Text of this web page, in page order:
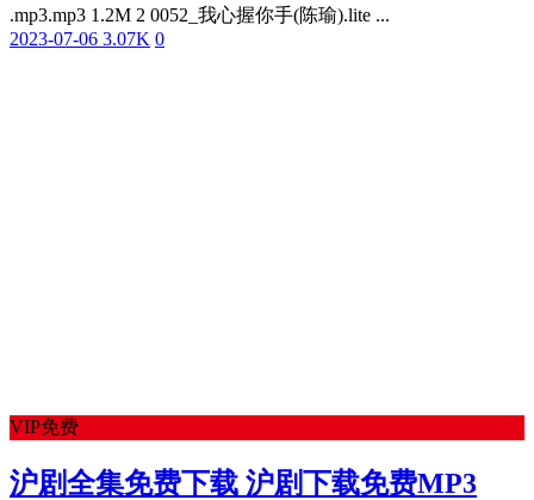
.mp3.mp3 1.2M 2 0052_我心握你手(陈瑜).lite ...
2023-07-06 3.07K 0
VIP免费
沪剧全集免费下载 沪剧下载免费MP3